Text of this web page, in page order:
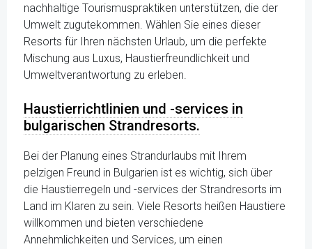
nachhaltige Tourismuspraktiken unterstützen, die der
Umwelt zugutekommen. Wählen Sie eines dieser
Resorts für Ihren nächsten Urlaub, um die perfekte
Mischung aus Luxus, Haustierfreundlichkeit und
Umweltverantwortung zu erleben.
Haustierrichtlinien und -services in
bulgarischen Strandresorts.
Bei der Planung eines Strandurlaubs mit Ihrem
pelzigen Freund in Bulgarien ist es wichtig, sich über
die Haustierregeln und -services der Strandresorts im
Land im Klaren zu sein. Viele Resorts heißen Haustiere
willkommen und bieten verschiedene
Annehmlichkeiten und Services, um einen